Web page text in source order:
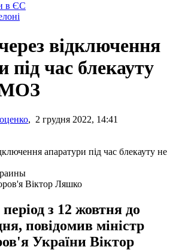
в ЄС
відключення
під час блекауту
МОЗ
, 2 грудня 2022, 14:41
Віктор Ляшко
з 12 жовтня до
повідомив міністр
України Віктор